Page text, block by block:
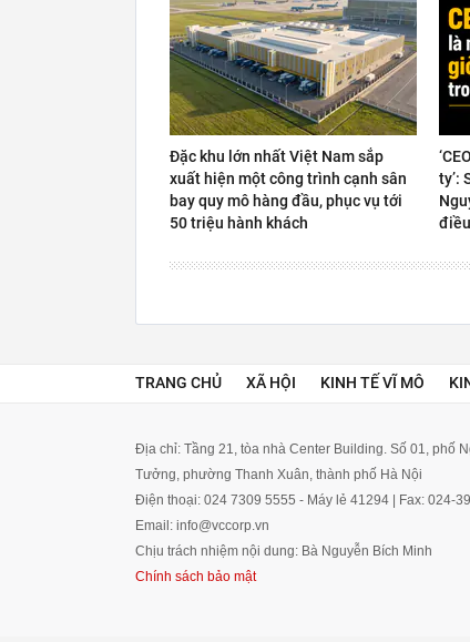
Đặc khu lớn nhất Việt Nam sắp
xuất hiện một công trình cạnh sân
bay quy mô hàng đầu, phục vụ tới
50 triệu hành khách
ty’:
TRANG CHỦ XÃ HỘI KINH TẾ VĨ MÔ
Địa chỉ: Tầng 21, tòa nhà Center Building. Số 01, phố
Tưởng, phường Thanh Xuân, thành phố Hà Nội
Điện thoại: 024 7309 5555 - Máy lẻ 41294 | Fax: 024-
Email: info@vccorp.vn
Chịu trách nhiệm nội dung: Bà Nguyễn Bích Minh
Chính sách bảo mật